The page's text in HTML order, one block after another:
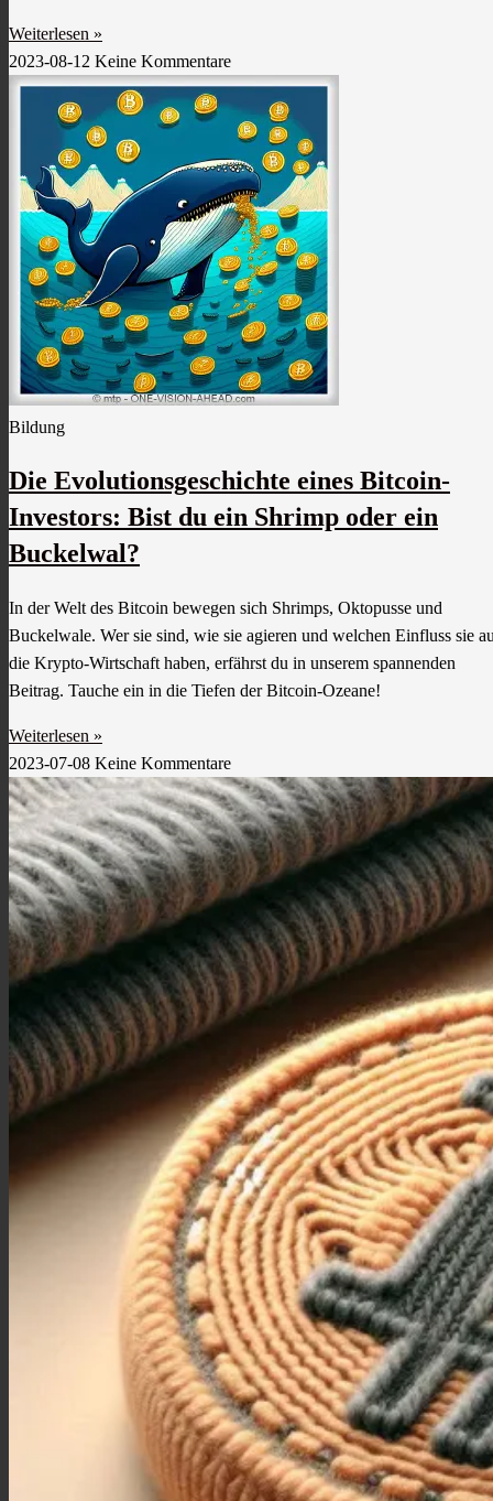
Weiterlesen »
2023-08-12 Keine Kommentare
Bildung
Die Evolutionsgeschichte eines Bitcoin-
Investors: Bist du ein Shrimp oder ein
Buckelwal?
In der Welt des Bitcoin bewegen sich Shrimps, Oktopusse und
Buckelwale. Wer sie sind, wie sie agieren und welchen Einfluss sie
die Krypto-Wirtschaft haben, erfährst du in unserem spannenden
Beitrag. Tauche ein in die Tiefen der Bitcoin-Ozeane!
Weiterlesen »
2023-07-08 Keine Kommentare